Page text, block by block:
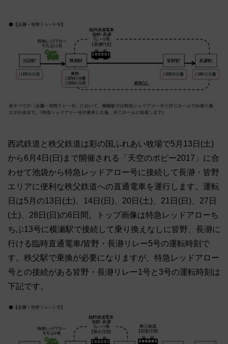
西武鉄道と秩父鉄道は彩の国ふれあい牧場で5月13日(土)
から6月4日(日)まで開催される「天空のポピー2017」に合
わせて池袋から特急レッドアロー号に接続して長瀞・皆野
エリアに便利な秩父鉄道への直通電車を運行します。運転
日は5月の13日(土)、14日(日)、20日(土)、21日(日)、27日
(土)、28日(日)の6日間。トップ画像は特急レッドアローち
ちぶ13号に横瀬駅で接続して乗り換えなしに皆野、長瀞に
行ける臨時直通電車/皆野・長瀞リレー5号の運転時刻で
す。秩父駅で乗換が必要になりますが、特急レッドアロー
号との接続がある皆野・長瀞リレー1号と3号の運転時刻は
下記です。